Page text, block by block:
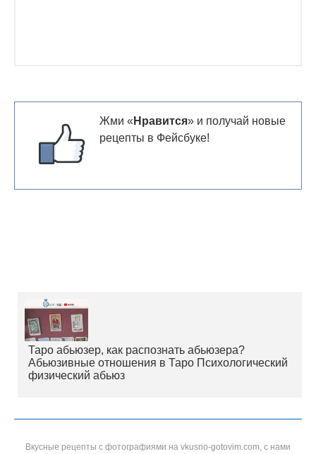
Жми « Нравится» и получай новые
рецепты в Фейсбуке!
Таро абьюзер, как распознать абьюзера?
Абьюзивные отношения в Таро Психологический
физический абьюз
Вкусные рецепты с фотографиями на vkusno-gotovim.com, с нами